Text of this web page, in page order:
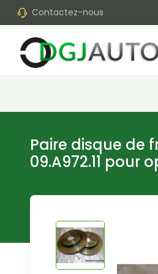
Contactez-nous
Paire disque de
09.A972.11 pour